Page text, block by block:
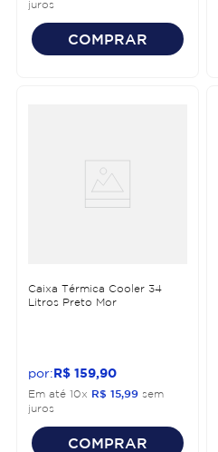
juros
COMPRAR
Caixa Térmica Cooler 34
Litros Preto Mor
R$ 159 90
Em até 10x R$ 15,99 sem
juros
COMPRAR